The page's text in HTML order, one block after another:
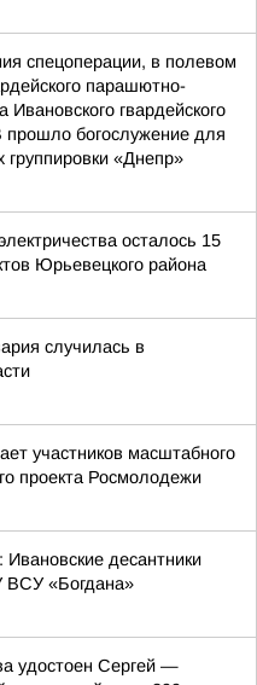
спецоперации, в полевом
парашютно-
Ивановского гвардейского
богослужение для
«Днепр»
осталось 15
Юрьевецкого района
случилась в
участников масштабного
проекта Росмолодежи
десантники
ВСУ «Богдана»
удостоен Сергей —